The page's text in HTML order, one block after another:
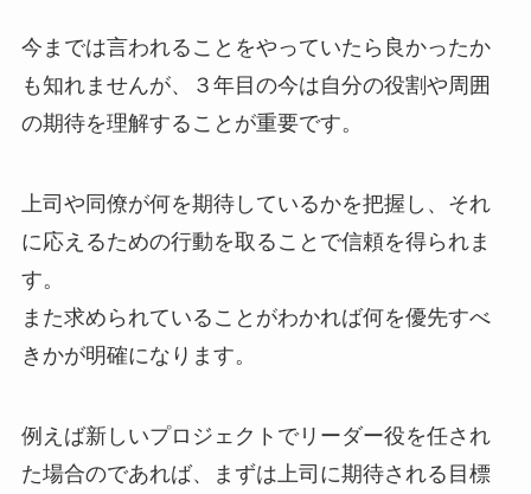
今までは言われることをやっていたら良かったか
も知れませんが、３年目の今は自分の役割や周囲
の期待を理解することが重要です。
上司や同僚が何を期待しているかを把握し、それ
に応えるための行動を取ることで信頼を得られま
す。
また求められていることがわかれば何を優先すべ
きかが明確になります。
例えば新しいプロジェクトでリーダー役を任され
た場合のであれば、まずは上司に期待される目標